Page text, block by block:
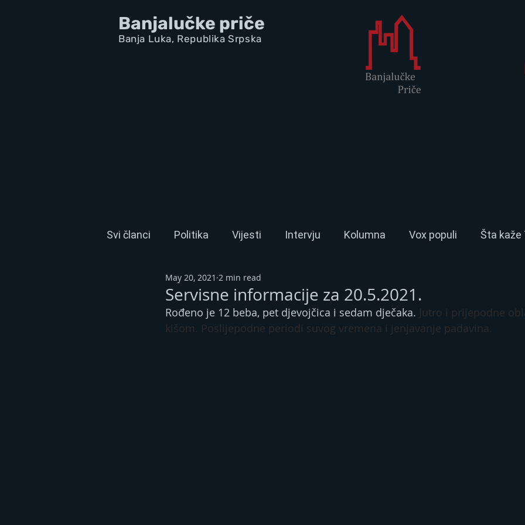
Banjalučke priče
Banja Luka, Republika Srpska
Svi članci Politika Vijesti Intervju Kolumna Vox populi Šta kaže
Servisne informacije za 20.5.2021.
May 20, 2021 2 min read
Rođeno je 12 beba, pet djevojčica i sedam dječaka. Jutro i prijepodne
kišom. Poslijepodne periodi suvog vremena i jenjavanje padavina.